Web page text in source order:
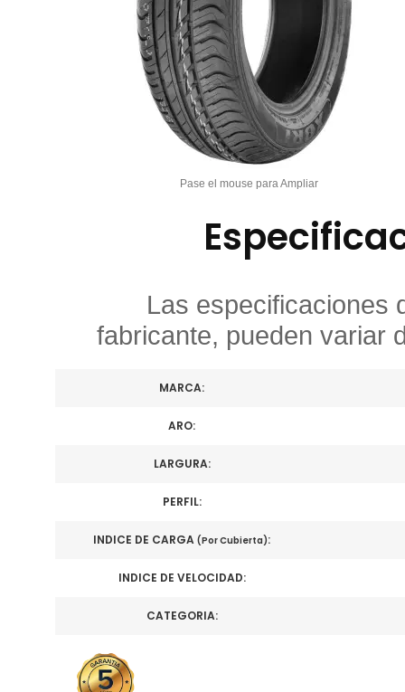
Pase el mouse para Ampliar
Las especificaciones
fabricante, pueden variar
MARCA:
ARO:
LARGURA:
PERFIL:
INDICE DE CARGA (Por Cubierta):
INDICE DE VELOCIDAD:
CATEGORIA: